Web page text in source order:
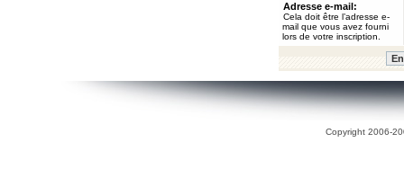
Adresse e-mail:
Cela doit être l’adresse e-
mail que vous avez fourni
lors de votre inscription.
Copyright 2006-